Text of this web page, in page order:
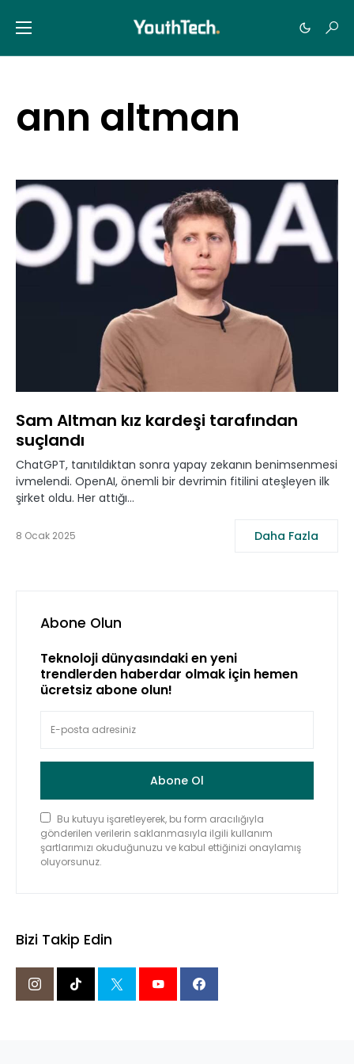
ann altman
Sam Altman kız kardeşi tarafından
suçlandı
ChatGPT, tanıtıldıktan sonra yapay zekanın benimsenmesi
ivmelendi. OpenAI, önemli bir devrimin fitilini ateşleyen ilk
şirket oldu. Her attığı…
8 Ocak 2025 Daha Fazla
Abone Olun
Teknoloji dünyasındaki en yeni
trendlerden haberdar olmak için hemen
ücretsiz abone olun!
Abone Ol
Bu kutuyu işaretleyerek, bu form aracılığıyla
gönderilen verilerin saklanmasıyla ilgili kullanım
şartlarımızı okuduğunuzu ve kabul ettiğinizi onaylamış
oluyorsunuz.
Bizi Takip Edin